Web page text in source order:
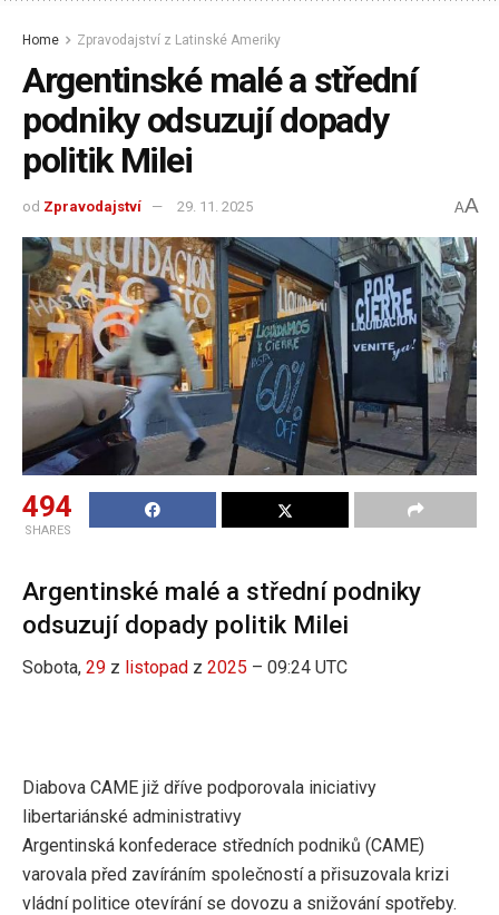
Home Zpravodajství z Latinské Ameriky
Argentinské malé a střední
podniky odsuzují dopady
politik Milei
od Zpravodajství 29. 11. 2025 AA
494
SHARES
Argentinské malé a střední podniky
odsuzují dopady politik Milei
Sobota, 29 z listopad z 2025 – 09:24 UTC
Diabova CAME již dříve podporovala iniciativy
libertariánské administrativy
Argentinská konfederace středních podniků (CAME)
varovala před zavíráním společností a přisuzovala krizi
vládní politice otevírání se dovozu a snižování spotřeby.